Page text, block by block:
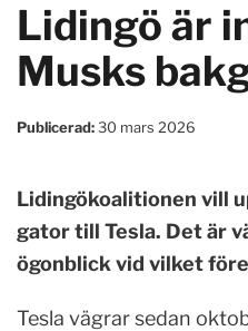
Lidingö är
Musks
Publicerad:30 mars 2026
Lidingökoalitionen vill
gator till Tesla. Det är
ögonblick vid vilket
Tesla vägrar sedan